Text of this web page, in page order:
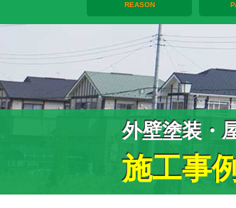
REASON
外壁塗装・
施工事例